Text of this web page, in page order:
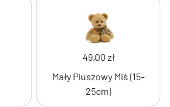
49,00 zł
Mały Pluszowy Miś (15-
25cm)